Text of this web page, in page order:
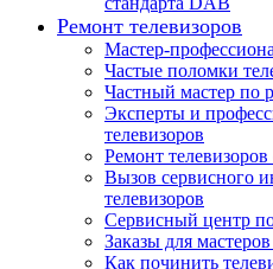
Ремонт телевизоров
Мастер-
Частые поломки
Частный мастер по
Эксперты и
телевизоров
Ремонт
Вызов сервисного
телевизоров
Сервисный центр
Заказы для
Как починить